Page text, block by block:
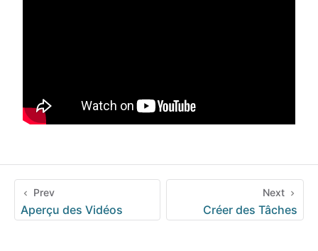
Prev
Aperçu des Vidéos
Next
Créer des Tâches